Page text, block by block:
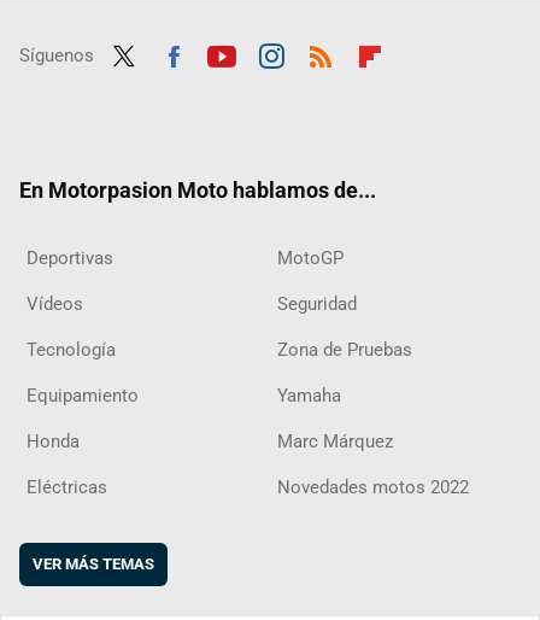
Síguenos
En Motorpasion Moto hablamos de...
Deportivas MotoGP
Vídeos Seguridad
Tecnología Zona de Pruebas
Equipamiento Yamaha
Honda Marc Márquez
Eléctricas Novedades motos 2022
VER MÁS TEMAS